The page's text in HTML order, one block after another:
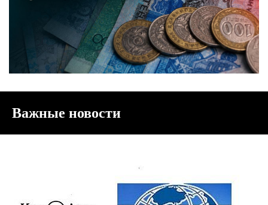
Важные новости